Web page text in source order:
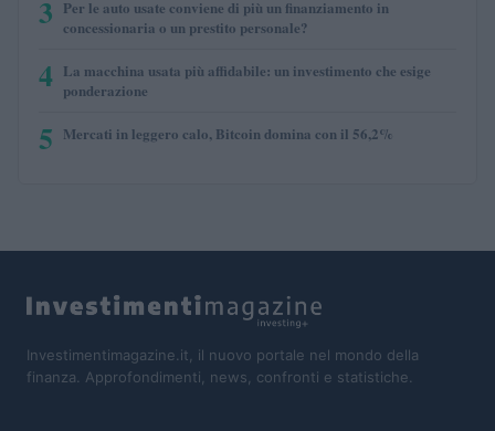
3 Per le auto usate conviene di più un finanziamento in
concessionaria o un prestito personale?
4 La macchina usata più affidabile: un investimento che esige
ponderazione
5 Mercati in leggero calo, Bitcoin domina con il 56,2%
Investimentimagazine.it, il nuovo portale nel mondo della
finanza. Approfondimenti, news, confronti e statistiche.